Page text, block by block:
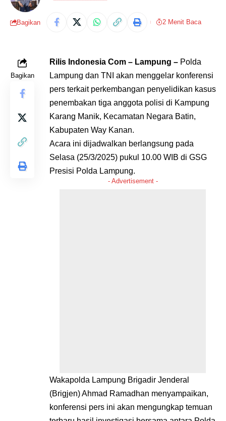
Bagikan 2 Menit Baca
Bagikan
Rilis Indonesia Com – Lampung – Polda
Lampung dan TNI akan menggelar konferensi
pers terkait perkembangan penyelidikan kasus
penembakan tiga anggota polisi di Kampung
Karang Manik, Kecamatan Negara Batin,
Kabupaten Way Kanan.
Acara ini dijadwalkan berlangsung pada
Selasa (25/3/2025) pukul 10.00 WIB di GSG
Presisi Polda Lampung.
- Advertisement -
Wakapolda Lampung Brigadir Jenderal
(Brigjen) Ahmad Ramadhan menyampaikan,
konferensi pers ini akan mengungkap temuan